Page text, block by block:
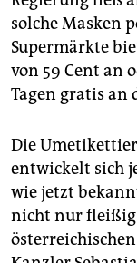
solche Masken
Supermärkte
von 59 Cent an
Tagen gratis an
Die
entwickelt sich
wie jetzt
nicht nur fleißig